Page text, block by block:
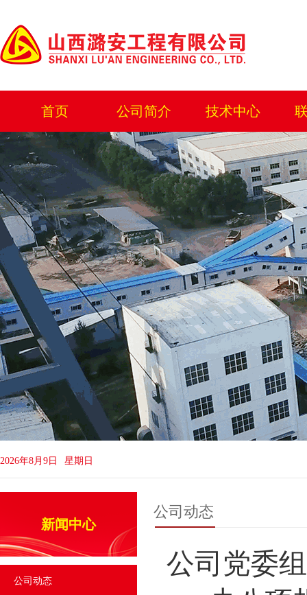
首页 公司简介 技术中心
2026年8月9日 星期日
公司动态
公司党委
新闻中心
公司动态